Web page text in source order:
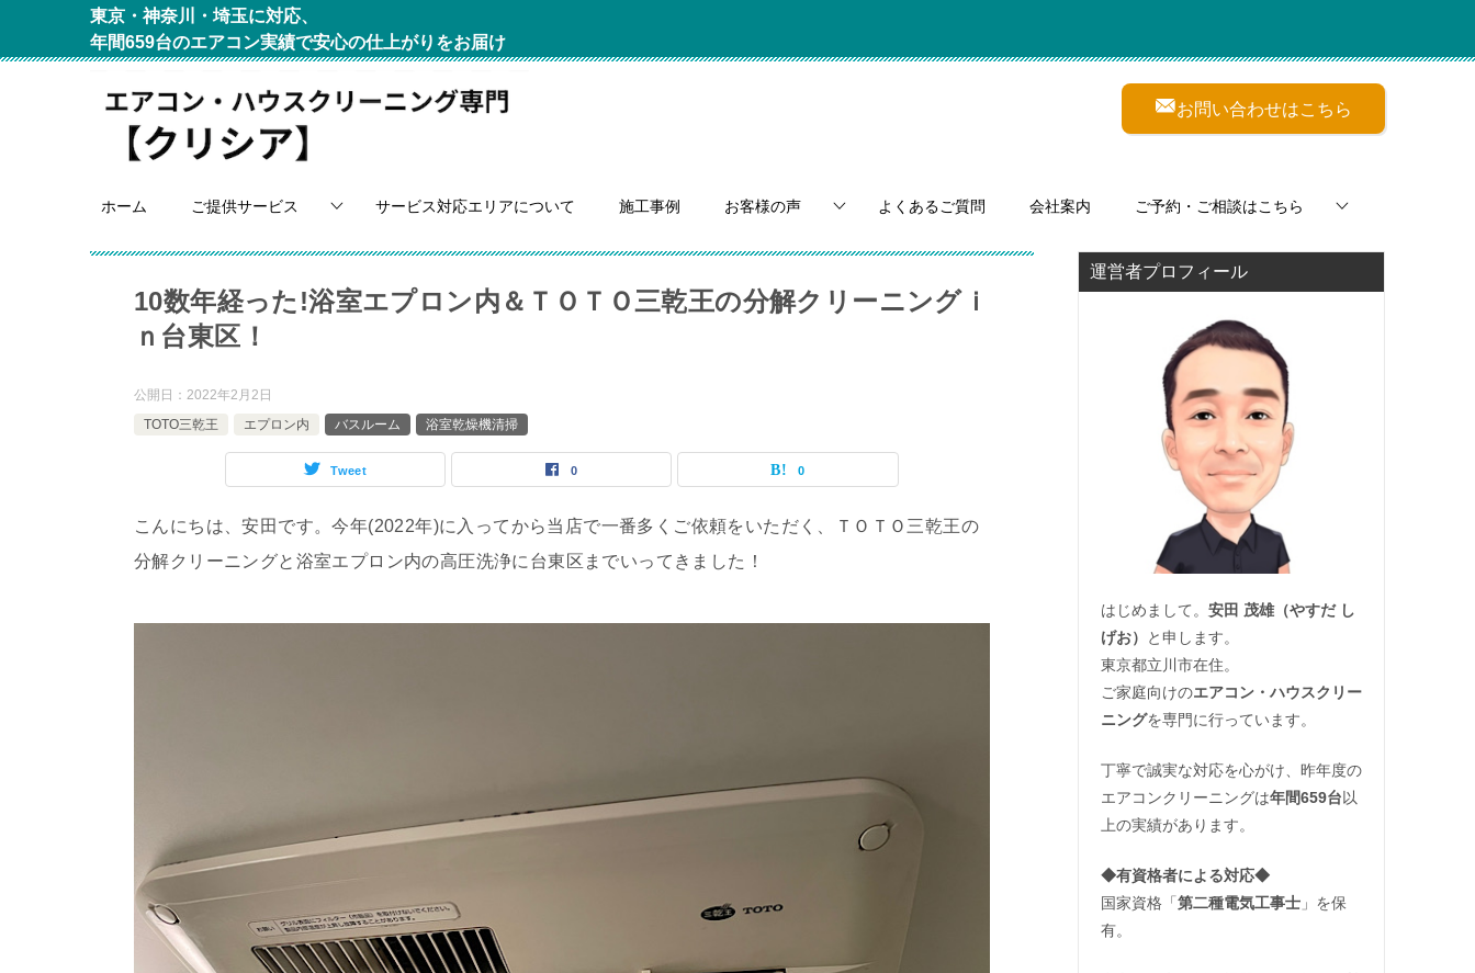
東京・神奈川・埼玉に対応、
年間659台のエアコン実績で安心の仕上がりをお届け
お問い合わせはこちら
ホーム ご提供サービス サービス対応エリアについて 施工事例 お客様の声 よくあるご質問 会社案内 ご予約・ご相談はこちら
10数年経った!浴室エプロン内＆ＴＯＴＯ三乾王の分解クリーニングｉ
ｎ台東区！
公開日： 2022年2月2日
TOTO三乾王
エプロン内 バスルーム 浴室乾燥機清掃
Tweet 0 0
こんにちは、安田です。今年(2022年)に入ってから当店で一番多くご依頼をいただく、ＴＯＴＯ三乾王の
分解クリーニングと浴室エプロン内の高圧洗浄に台東区までいってきました！
運営者プロフィール
はじめまして。 安田 茂雄（やすだ し
げお）
と申します。
東京都立川市在住。
ご家庭向けのエアコン・ハウスクリー
ニングを専門に行っています。
丁寧で誠実な対応を心がけ、昨年度の
エアコンクリーニングは年間659台以
上の実績があります。
◆有資格者による対応◆
国家資格「第二種電気工事士 」を保
有。